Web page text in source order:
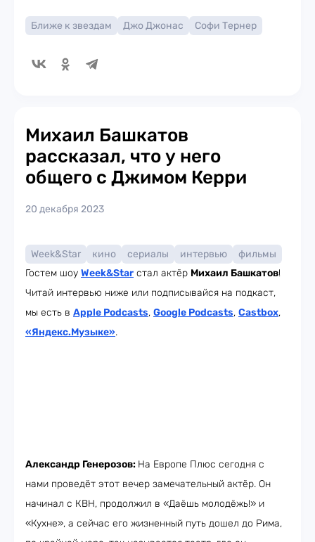
Ближе к звездам Джо Джонас Софи Тернер
Михаил Башкатов
рассказал, что у него
общего с Джимом Керри
20 декабря 2023
Week&Star кино сериалы интервью
фильмы
Гостем шоу Week&Star стал актёр Михаил Башкатов!
Читай интервью ниже или подписывайся на подкаст,
мы есть в Apple Podcasts, Google Podcasts, Castbox,
«Яндекс.Музыке».
Александр Генерозов: На Европе Плюс сегодня с
нами проведёт этот вечер замечательный актёр. Он
начинал с КВН, продолжил в «Даёшь молодёжь!» и
«Кухне», а сейчас его жизненный путь дошел до Рима,